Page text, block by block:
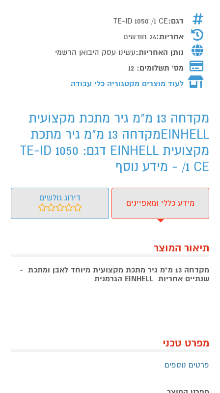
דגם:TE-ID 1050 /1 CE
אחריות:24 חודשים
נותן האחריות:עשינו עסק היבואן הרשמי
מס' תשלומים: 12
לעוד מוצרים מקטגוריה כלי עבודה
מקדחה 13 מ"מ גיר מתכת מקצועית
EINHELLמקדחה 13 מ"מ גיר מתכת
מקצועית EINHELL דגם: TE-ID 1050
/1 CE - מידע נוסף
מידע כללי ומאפיינים
דירוג גולשים
תיאור המוצר
מקדחה 13 מ"מ גיר מתכת מקצועית מיוחד לאבן ומתכת
-
שנתיים אחריות EINHELL הגרמנית
מפרט טכני
פרטים נוספים